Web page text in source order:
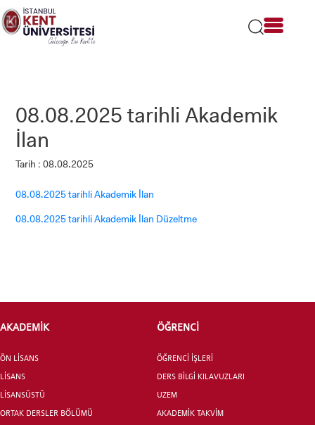
Lütfen
dikkat:
Bu
sistemi
içerir.
ADAY ÖĞRENCİ
08.08.2025 tarihli Akademik
İlan
Tarih : 08.08.2025
08.08.2025 tarihli Akademik İlan
08.08.2025 tarihli Akademik İlan Düzeltme
AKADEMİK
ÖN LİSANS
LİSANS
LİSANSÜSTÜ
ORTAK DERSLER BÖLÜMÜ
ÖĞRENCİ
ÖĞRENCİ İŞLERİ
DERS BİLGİ KILAVUZLARI
UZEM
AKADEMİK TAKVİM